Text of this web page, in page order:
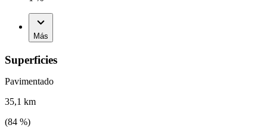
Más
Superficies
Pavimentado
35,1 km
(84 %)